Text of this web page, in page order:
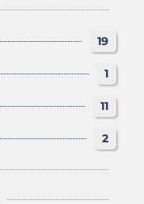
19
1
11
2